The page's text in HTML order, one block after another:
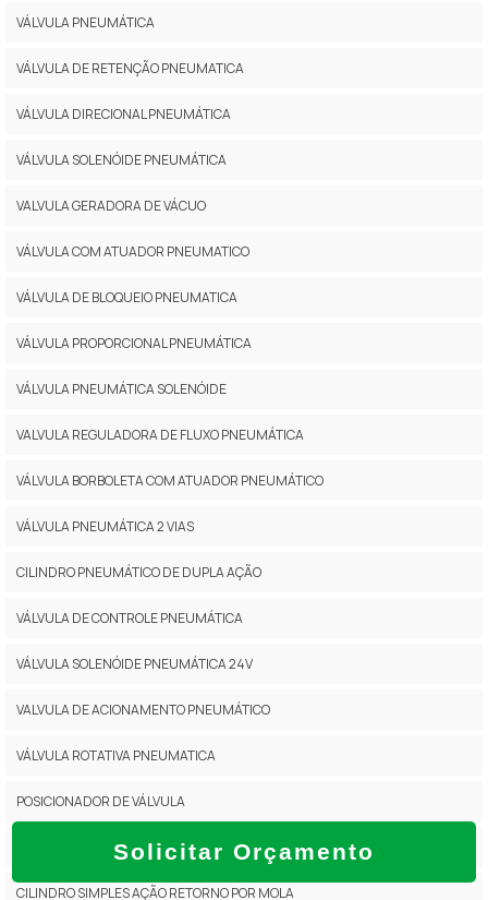
Solicitar Orçamento
VÁLVULA PNEUMÁTICA
VÁLVULA DE RETENÇÃO PNEUMATICA
VÁLVULA DIRECIONAL PNEUMÁTICA
VÁLVULA SOLENÓIDE PNEUMÁTICA
VALVULA GERADORA DE VÁCUO
VÁLVULA COM ATUADOR PNEUMATICO
VÁLVULA DE BLOQUEIO PNEUMATICA
VÁLVULA PROPORCIONAL PNEUMÁTICA
VÁLVULA PNEUMÁTICA SOLENÓIDE
VALVULA REGULADORA DE FLUXO PNEUMÁTICA
VÁLVULA BORBOLETA COM ATUADOR PNEUMÁTICO
VÁLVULA PNEUMÁTICA 2 VIAS
CILINDRO PNEUMÁTICO DE DUPLA AÇÃO
VÁLVULA DE CONTROLE PNEUMÁTICA
VÁLVULA SOLENÓIDE PNEUMÁTICA 24V
VALVULA DE ACIONAMENTO PNEUMÁTICO
VÁLVULA ROTATIVA PNEUMATICA
POSICIONADOR DE VÁLVULA
VÁLVULA BORBOLETA PNEUMÁTICA
CILINDRO SIMPLES AÇÃO RETORNO POR MOLA